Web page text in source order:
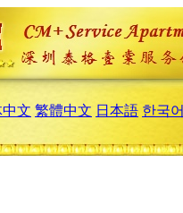
文 繁體中文 日本語 한국어